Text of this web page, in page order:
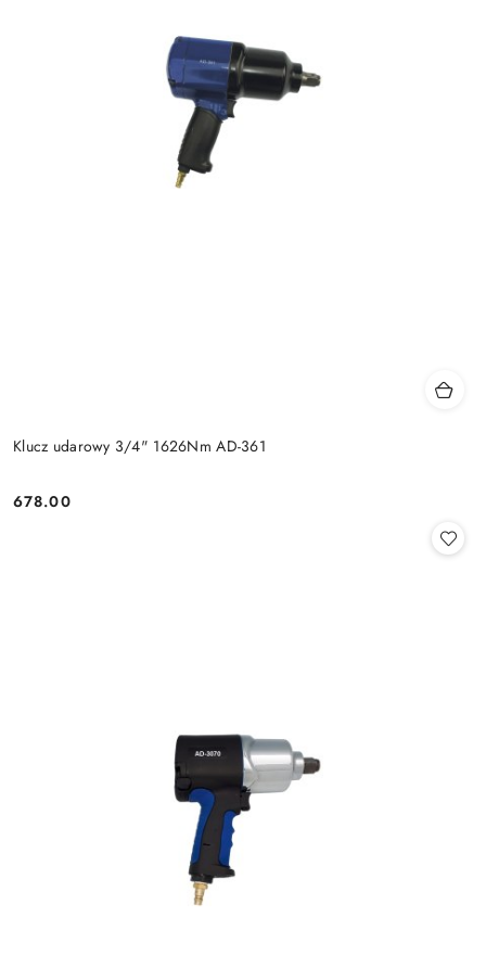
Klucz udarowy 3/4" 1626Nm AD-361
Cena:
678.00